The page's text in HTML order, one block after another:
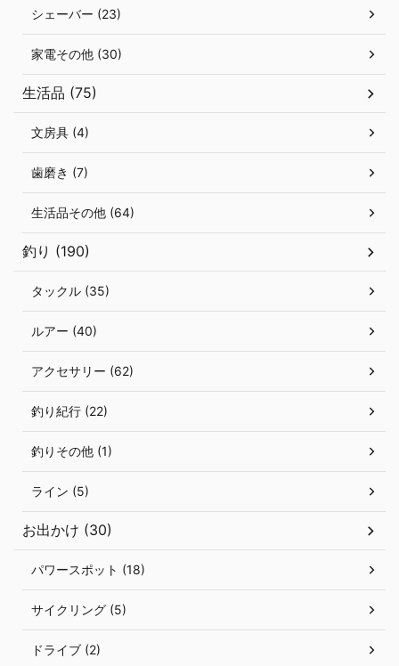
シェーバー (23)
家電その他 (30)
生活品 (75)
文房具 (4)
歯磨き (7)
生活品その他 (64)
釣り (190)
タックル (35)
ルアー (40)
アクセサリー (62)
釣り紀行 (22)
釣りその他 (1)
ライン (5)
お出かけ (30)
パワースポット (18)
サイクリング (5)
ドライブ (2)